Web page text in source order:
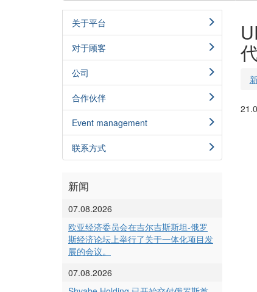
关于平台
对于顾客
公司
合作伙伴
Event management
联系方式
新闻
07.08.2026
欧亚经济委员会在吉尔吉斯斯坦-俄罗
斯经济论坛上举行了关于一体化项目发
展的会议。
07.08.2026